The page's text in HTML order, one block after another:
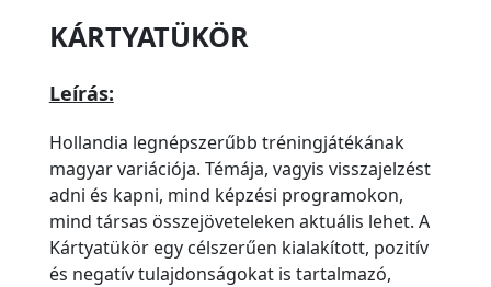
KÁRTYATÜKÖR
Leírás:
Hollandia legnépszerűbb tréningjátékának
magyar variációja. Témája, vagyis visszajelzést
adni és kapni, mind képzési programokon,
mind társas összejöveteleken aktuális lehet. A
Kártyatükör egy célszerűen kialakított, pozitív
és negatív tulajdonságokat is tartalmazó,